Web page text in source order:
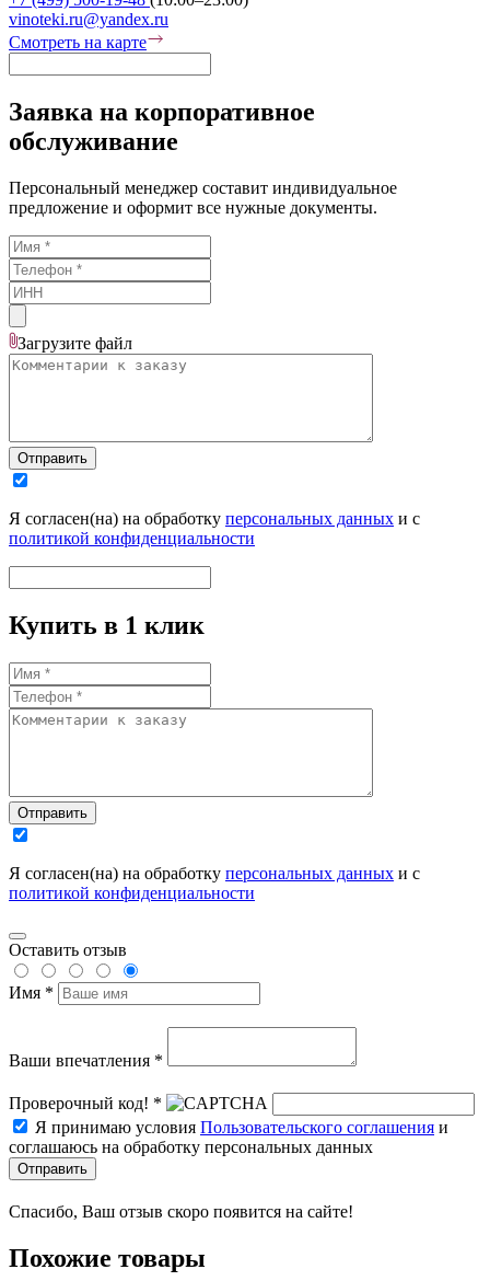
vinoteki.ru@yandex.ru
Смотреть на карте
Заявка на корпоративное
обслуживание
Персональный менеджер составит индивидуальное
предложение и оформит все нужные документы.
Загрузите файл
Отправить
Я согласен(на) на обработку персональных данных и с
политикой конфиденциальности
Купить в 1 клик
Отправить
Я согласен(на) на обработку персональных данных и с
политикой конфиденциальности
Оставить отзыв
Имя *
Ваши впечатления *
Проверочный код! *
Я принимаю условия Пользовательского соглашения и
соглашаюсь на обработку персональных данных
Отправить
Спасибо, Ваш отзыв скоро появится на сайте!
Похожие товары